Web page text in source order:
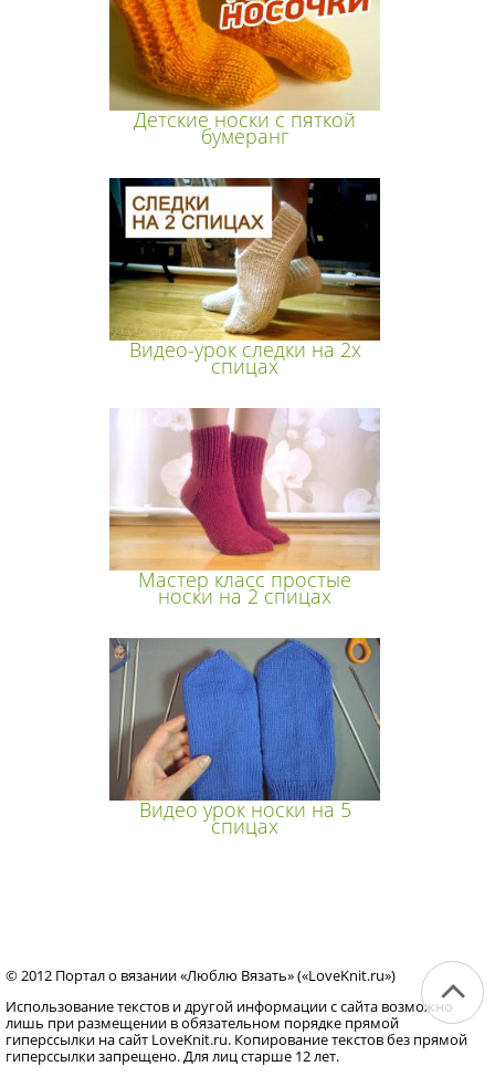
Детские носки с пяткой
бумеранг
Видео-урок следки на 2х
спицах
Мастер класс простые
носки на 2 спицах
Видео урок носки на 5
спицах
© 2012 Портал о вязании «Люблю Вязать» («LoveKnit.ru»)
Использование текстов и другой информации с сайта возможно
лишь при размещении в обязательном порядке прямой
гиперссылки на сайт LoveKnit.ru. Копирование текстов без прямой
гиперссылки запрещено. Для лиц старше 12 лет.